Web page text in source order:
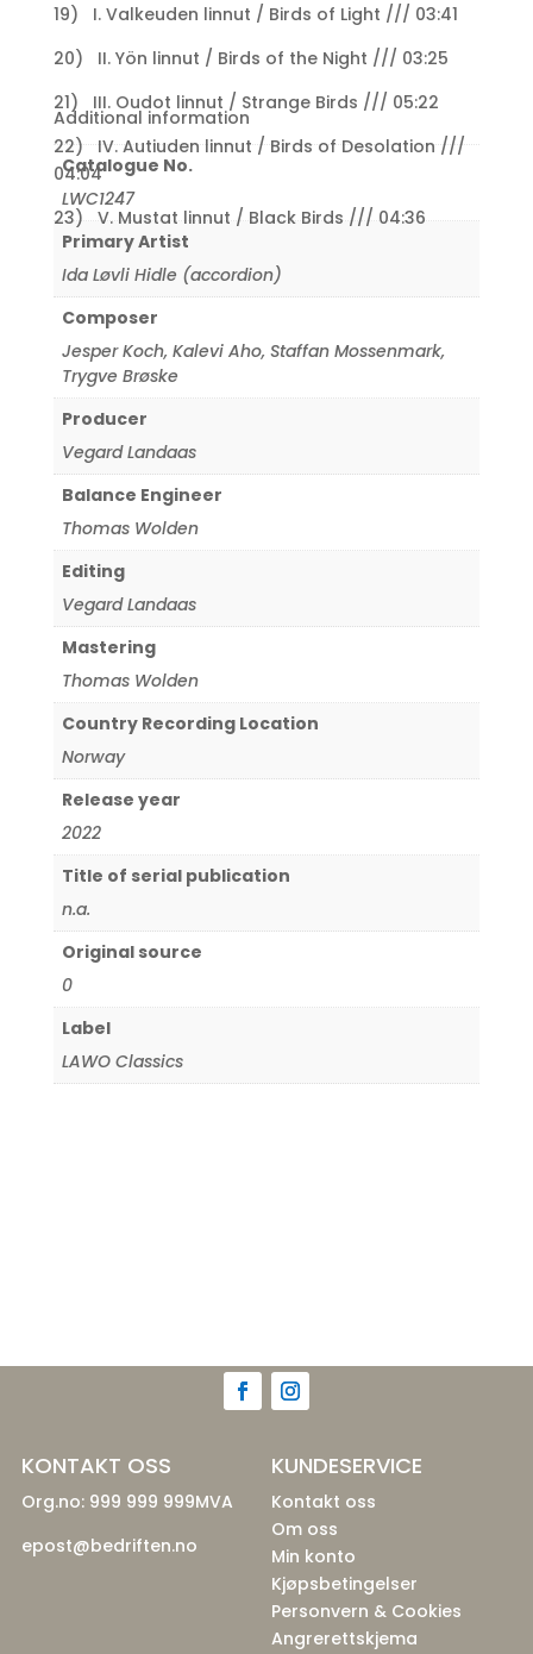
19) I. Valkeuden linnut / Birds of Light /// 03:41
20) II. Yön linnut / Birds of the Night /// 03:25
21) III. Oudot linnut / Strange Birds /// 05:22
22) IV. Autiuden linnut / Birds of Desolation ///
04:04
23) V. Mustat linnut / Black Birds /// 04:36
Additional information
Catalogue No.
LWC1247
Primary Artist
Ida Løvli Hidle (accordion)
Composer
Jesper Koch, Kalevi Aho, Staffan Mossenmark,
Trygve Brøske
Producer
Vegard Landaas
Balance Engineer
Thomas Wolden
Editing
Vegard Landaas
Mastering
Thomas Wolden
Country Recording Location
Norway
Release year
2022
Title of serial publication
n.a.
Original source
0
Label
LAWO Classics
KONTAKT OSS
Org.no: 999 999 999MVA
epost@bedriften.no
KUNDESERVICE
Kontakt oss
Om oss
Min konto
Kjøpsbetingelser
Personvern & Cookies
Angrerettskjema